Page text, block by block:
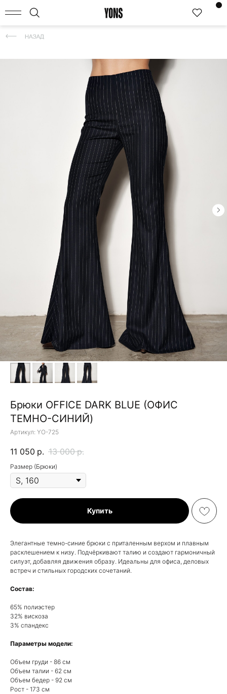
КАТАЛОГ
Брюки OFFICE DARK BLUE (OФИС
ТЕМНО-СИНИЙ)
Артикул: YO-725
11 050 р. 13 000 р.
Размер (Брюки)
Купить
Элегантные темно-синие брюки с приталенным верхом и плавным
расклешением к низу. Подчёркивают талию и создают гармоничный
силуэт, добавляя движения образу. Идеальны для офиса, деловых
встреч и стильных городских сочетаний.
Состав:
65% полиэстер
32% вискоза
3% спандекс
Параметры модели:
Объем груди - 86 см
Объем талии - 62 см
Объем бедер - 92 см
Рост - 173 см